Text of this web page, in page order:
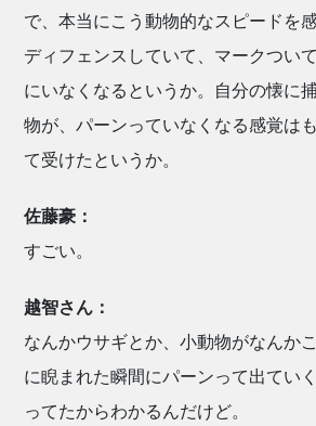
で、本当にこう動物的なスピードを
ディフェンスしていて、マークつい
にいなくなるというか。自分の懐に
物が、パーンっていなくなる感覚は
て受けたというか。
佐藤豪：
すごい。
越智さん：
なんかウサギとか、小動物がなんか
に睨まれた瞬間にパーンって出てい
ってたからわかるんだけど。